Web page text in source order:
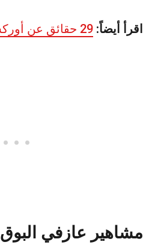
اقرأ أيضاً: 29 حقائق عن أوركسترا
مشاهير عازفي البوق